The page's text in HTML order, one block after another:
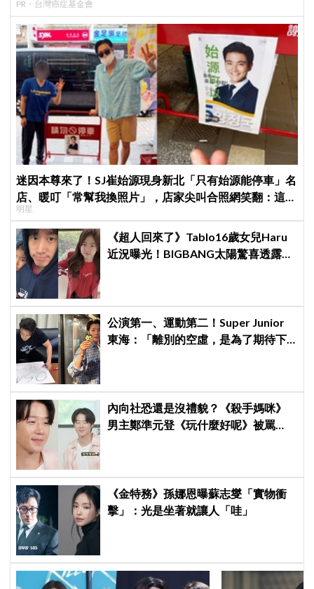
PR・台灣癌症基金會
迷因本尊來了！SJ崔始源現身新北「只有始源能停車」名
店、暖叮「常幫我換照片」，店家尖叫合照網笑翻：這輩
子不能脫粉了
明星
《超人回來了》Tablo16歲女兒Haru
近況曝光！BIGBANG太陽驚喜透露：
公演第一、運動第二！Super Junior
東海：「離別的空虛，是為了期待下
內向社恐還是沒禮貌？《殺手媽咪》
男主鄭準元登《玩什麼好呢》被罵
《金特務》孫娜恩曝蘇志燮「實物衝
擊」：光是坐著就讓人「哇」